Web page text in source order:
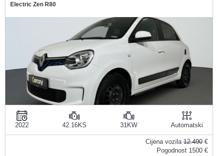
Electric Zen R80
2022 42.16KS 31KW Automatski
Cijena vozila 12.490 €
Pogodnost 1500 €